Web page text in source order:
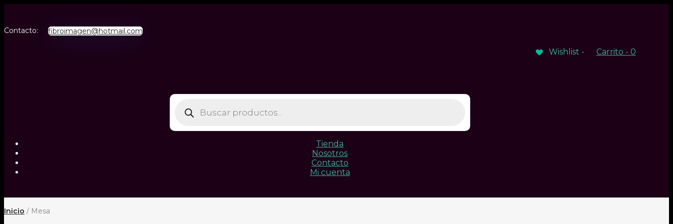
Contacto: fibroimagen@hotmail.com
Wishlist - Carrito - 0
productos
Tienda
Nosotros
Contacto
Mi cuenta
Inicio / Mesa